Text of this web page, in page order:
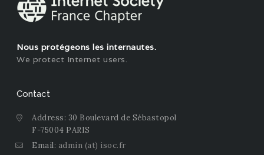
Nous protégeons les internautes.
We protect Internet users.
Contact
Address: 30 Boulevard de Sébastopol
F-75004 PARIS
Email: admin (at) isoc.fr